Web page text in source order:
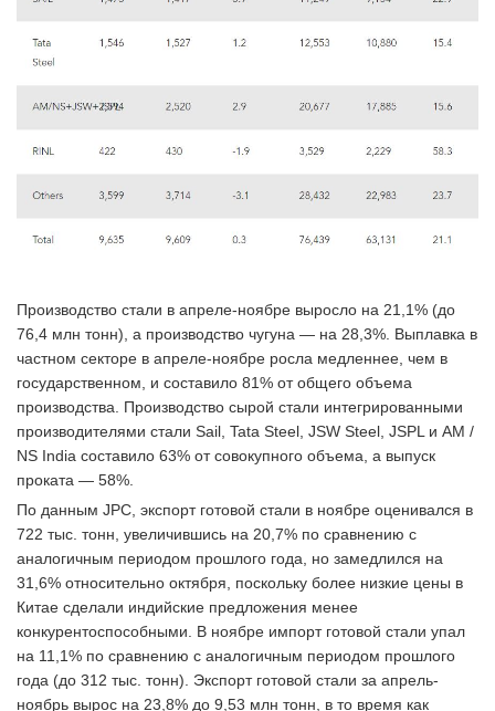
Производство стали в апреле-ноябре выросло на 21,1% (до
76,4 млн тонн), а производство чугуна — на 28,3%. Выплавка в
частном секторе в апреле-ноябре росла медленнее, чем в
государственном, и составило 81% от общего объема
производства. Производство сырой стали интегрированными
производителями стали Sail, Tata Steel, JSW Steel, JSPL и AM /
NS India составило 63% от совокупного объема, а выпуск
проката — 58%.
По данным JPC, экспорт готовой стали в ноябре оценивался в
722 тыс. тонн, увеличившись на 20,7% по сравнению с
аналогичным периодом прошлого года, но замедлился на
31,6% относительно октября, поскольку более низкие цены в
Китае сделали индийские предложения менее
конкурентоспособными. В ноябре импорт готовой стали упал
на 11,1% по сравнению с аналогичным периодом прошлого
года (до 312 тыс. тонн). Экспорт готовой стали за апрель-
ноябрь вырос на 23,8% до 9,53 млн тонн, в то время как